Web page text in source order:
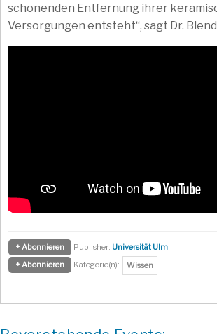
schonenden Entfernung ihrer
Versorgungen entsteht“, sagt Dr.
+ Abonnieren Publisher: Universität Ulm
+ Abonnieren
Kategorie(n): Wissen